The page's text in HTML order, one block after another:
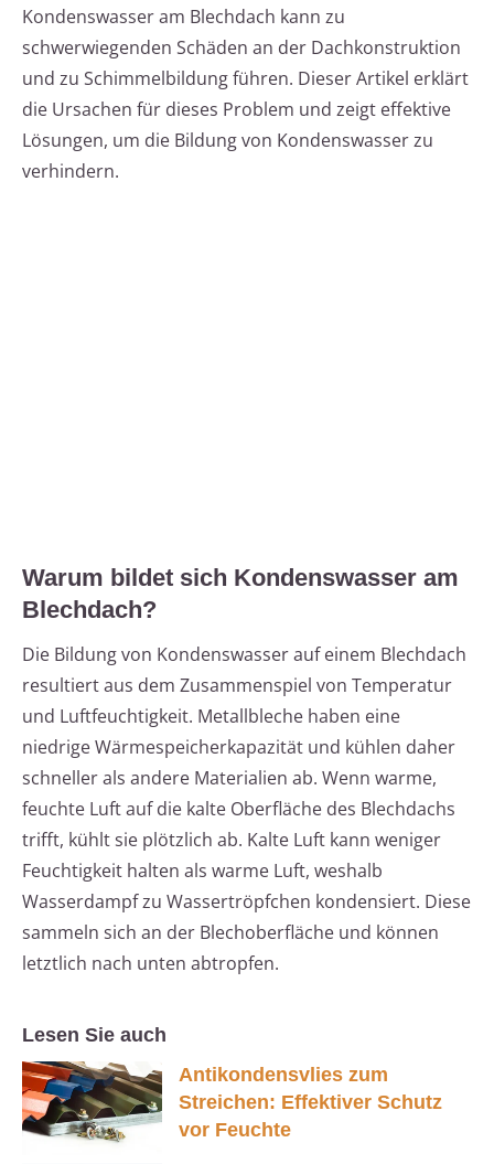
Kondenswasser am Blechdach kann zu
schwerwiegenden Schäden an der Dachkonstruktion
und zu Schimmelbildung führen. Dieser Artikel erklärt
die Ursachen für dieses Problem und zeigt effektive
Lösungen, um die Bildung von Kondenswasser zu
verhindern.
Warum bildet sich Kondenswasser am
Blechdach?
Die Bildung von Kondenswasser auf einem Blechdach
resultiert aus dem Zusammenspiel von Temperatur
und Luftfeuchtigkeit. Metallbleche haben eine
niedrige Wärmespeicherkapazität und kühlen daher
schneller als andere Materialien ab. Wenn warme,
feuchte Luft auf die kalte Oberfläche des Blechdachs
trifft, kühlt sie plötzlich ab. Kalte Luft kann weniger
Feuchtigkeit halten als warme Luft, weshalb
Wasserdampf zu Wassertröpfchen kondensiert. Diese
sammeln sich an der Blechoberfläche und können
letztlich nach unten abtropfen.
Lesen Sie auch
Antikondensvlies zum
Streichen: Effektiver Schutz
vor Feuchte